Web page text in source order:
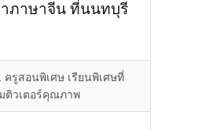
ภาษาจีน ที่นนทบุรี
ครูสอนพิเศษ เรียนพิเศษที่
ติวเตอร์คุณภาพ